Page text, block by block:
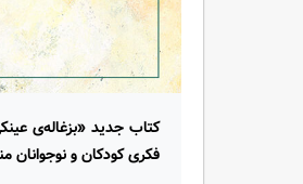
کتاب جدید «بزغاله‌ی
فکری کودکان و نوجوانان